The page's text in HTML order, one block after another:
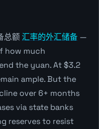
总额 汇率的外汇储备 —
how much
the yuan. At $3.2
ample. But the
over 6+ months
via state banks
reserves to resist